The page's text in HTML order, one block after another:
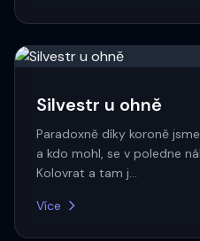
Silvestr u ohně
Paradoxně díky koroně
a kdo mohl, se v poledne
Kolovrat a tam j…
Více